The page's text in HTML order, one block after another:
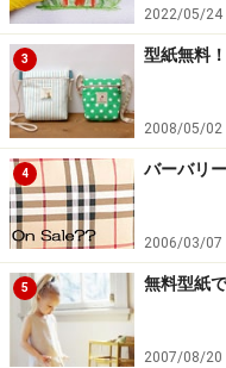
2022/05/24
3 型紙無料
2008/05/02
4 バーバリ
2006/03/07
5 無料型紙
2007/08/20